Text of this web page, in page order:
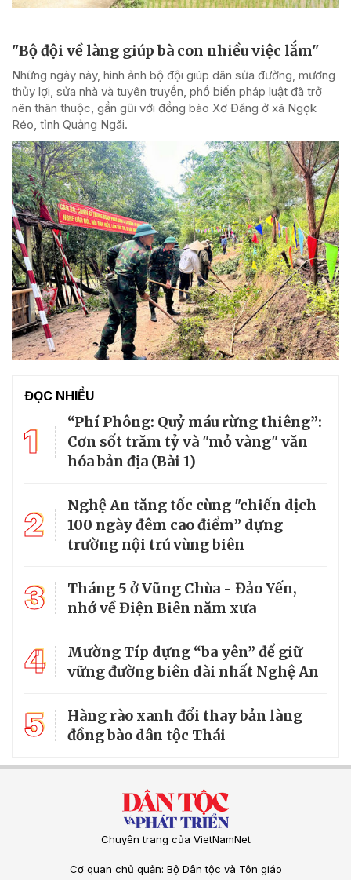
"Bộ đội về làng giúp bà con nhiều việc lắm"
Những ngày này, hình ảnh bộ đội giúp dân sửa đường, mương
thủy lợi, sửa nhà và tuyên truyền, phổ biến pháp luật đã trở
nên thân thuộc, gần gũi với đồng bào Xơ Đăng ở xã Ngọk
Réo, tỉnh Quảng Ngãi.
ĐỌC NHIỀU
1
“Phí Phông: Quỷ máu rừng thiêng”:
Cơn sốt trăm tỷ và "mỏ vàng" văn
hóa bản địa (Bài 1)
2
Nghệ An tăng tốc cùng "chiến dịch
100 ngày đêm cao điểm” dựng
trường nội trú vùng biên
3
Tháng 5 ở Vũng Chùa - Đảo Yến,
nhớ về Điện Biên năm xưa
4
Mường Típ dựng “ba yên” để giữ
vững đường biên dài nhất Nghệ An
5
Hàng rào xanh đổi thay bản làng
đồng bào dân tộc Thái
Chuyên trang của VietNamNet
Cơ quan chủ quản: Bộ Dân tộc và Tôn giáo